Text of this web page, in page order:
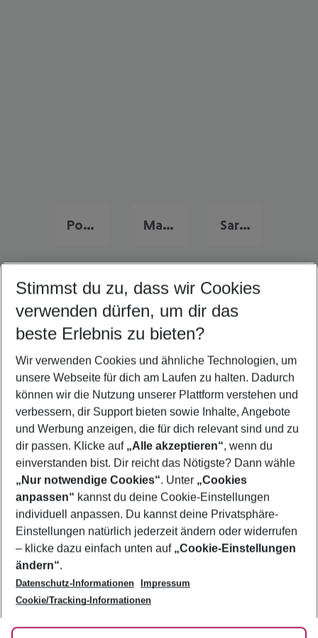
Portugal Urlaub Malta Urlaub Sardinien Urlaub
Quicklinks
Frübucher Angebote Malgrat de Mar für 2026
Flug & Hotel Malgrat de Mar
Urlaub Malgrat de Mar
Familienurlaub Malgrat de Mar
Last Minute Malgrat de Mar
Footer
Footer navigation
Über uns
AGB
Bestpreisgarantie
Cookie-Einstellungen ändern
Cookie-Richtlinie
Agenturbetreuung
Barrierefreies Reisen
Folge uns
Stimmst du zu, dass wir Cookies
verwenden dürfen, um dir das
beste Erlebnis zu bieten?
Wir verwenden Cookies und ähnliche Technologien, um
unsere Webseite für dich am Laufen zu halten. Dadurch
können wir die Nutzung unserer Plattform verstehen und
verbessern, dir Support bieten sowie Inhalte, Angebote
und Werbung anzeigen, die für dich relevant sind und zu
dir passen. Klicke auf „Alle akzeptieren“, wenn du
einverstanden bist. Dir reicht das Nötigste? Dann wähle
„Nur notwendige Cookies“. Unter „Cookies
anpassen“ kannst du deine Cookie-Einstellungen
individuell anpassen. Du kannst deine Privatsphäre-
Einstellungen natürlich jederzeit ändern oder widerrufen
– klicke dazu einfach unten auf „Cookie-Einstellungen
ändern“.
Datenschutz-Informationen
Impressum
Cookie/Tracking-Informationen